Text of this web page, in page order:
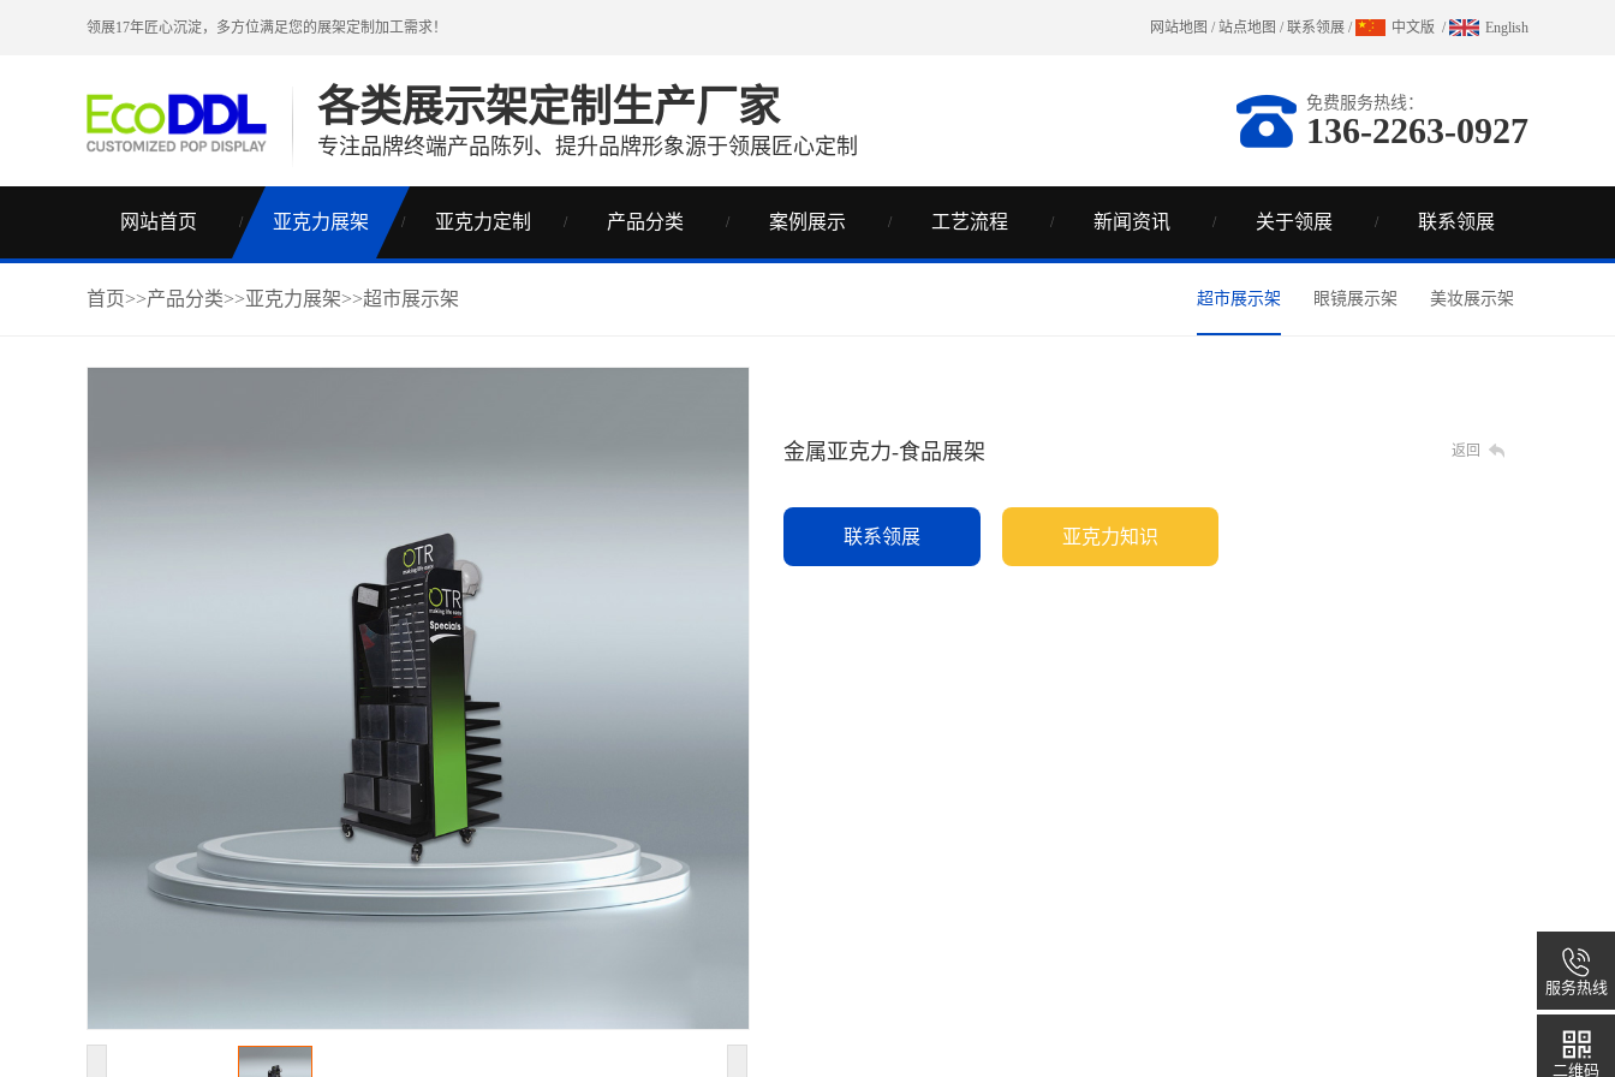
领展17年匠心沉淀，多方位满足您的展架定制加工需求！ 网站地图 /站点地图 /联系领展 / 中文版 / English
各类展示架定制生产厂家
专注品牌终端产品陈列、提升品牌形象源于领展匠心定制
免费服务热线：
136-2263-0927
网站首页 亚克力展架 亚克力定制 产品分类 案例展示 工艺流程 新闻资讯 关于领展 联系领展
首页>>产品分类>>亚克力展架>>超市展示架 超市展示架 眼镜展示架 美妆展示架
金属亚克力-食品展架 返回
联系领展 亚克力知识
服务热线
二维码